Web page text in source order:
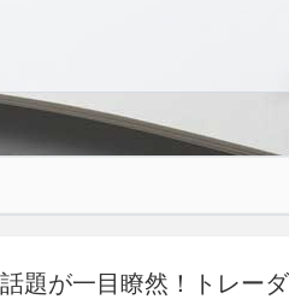
題が一目瞭然！トレー